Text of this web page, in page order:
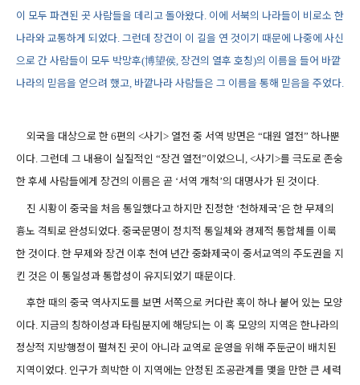
이 모두 파견된 곳 사람들을 데리고 돌아왔다 이에 서북의 나라들이 비로소 한
나라와 교통하게 되었다 그런데 장건이 이 길을 연 것이기 때문에 나중에 사신
으로 간 사람들이 모두 박망후(博望侯 장건의 열후 호칭)의 이름을 들어 바깥
나라의 믿음을 얻으려 했고 바깥나라 사람들은 그 이름을 통해 믿음을 주었다
외국을 대상으로 한6편의<사기> 열전 중 서역 방면은“대원 열전”하나뿐
이다. 그런데 그 내용이 실질적인 “장건 열전”이었으니, <사기>를 극도로 존숭
한 후세 사람들에게 장건의 이름은 곧 ‘서역 개척 ’의 대명사가 된 것이다.
진 시황이 중국을 처음 통일했다고 하지만 진정한 ‘천하제국’은 한 무제의
흉노 격퇴로 완성되었다 중국문명이 정치적 통일체와 경제적 통합체를 이룩
한 것이다 한 무제와 장건 이후 천여 년간 중화제국이 중서교역의 주도권을 지
킨 것은 이 통일성과 통합성이 유지되었기 때문이다
후한 때의 중국 역사지도를 보면 서쪽으로 커다란 혹이 하나 붙어 있는 모양
이다. 지금의 칭하이성과 타림분지에 해당되는 이 혹 모양의 지역은 한나라의
정상적 지방행정이 펼쳐진 곳이 아니라 교역로 운영을 위해 주둔군이 배치된
지역이었다. 인구가 희박한 이 지역에는 안정된 조공관계를 맺을 만한 큰 세력